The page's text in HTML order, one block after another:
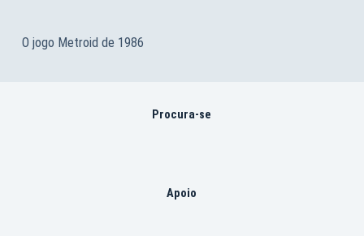
O jogo Metroid de 1986
Procura-se
Apoio